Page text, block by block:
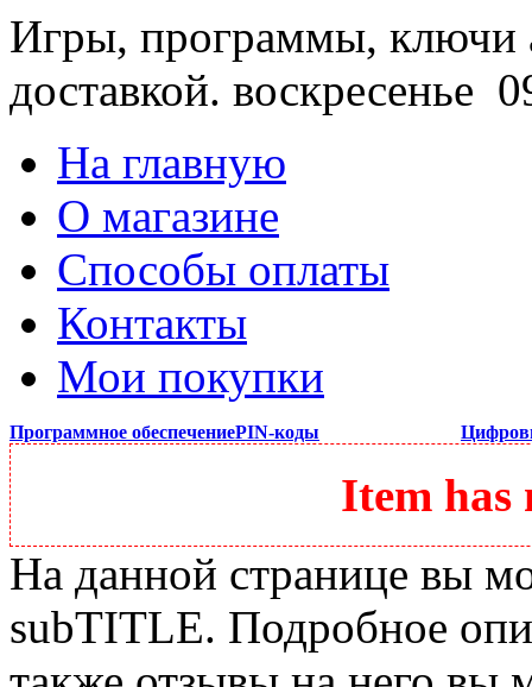
Игры, программы, ключи
доставкой. воскресенье
На главную
О магазине
Способы оплаты
Контакты
Мои покупки
Программное обеспечениеPIN-коды
Item has
На данной странице вы
subTITLE. Подробное